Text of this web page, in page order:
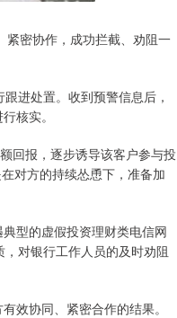
紧密协作，成功拦截、劝阻一
进处置。收到预警信息后，
核实。
回报，逐步诱导该客户参与投
对方的持续怂恿下，准备加
型的虚假投资理财类电信网
对银行工作人员的及时劝阻
效协同、紧密合作的结果。